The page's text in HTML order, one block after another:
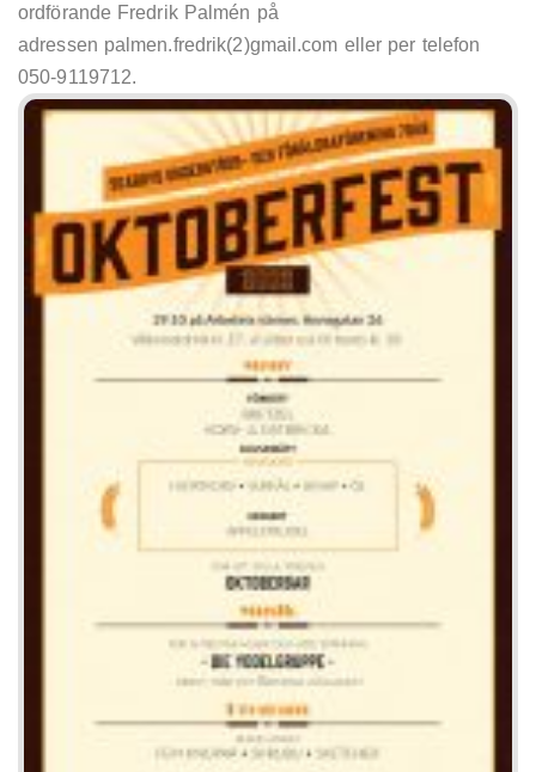
ordförande Fredrik Palmén på
adressen palmen.fredrik(2)gmail.com eller per telefon
050-9119712.